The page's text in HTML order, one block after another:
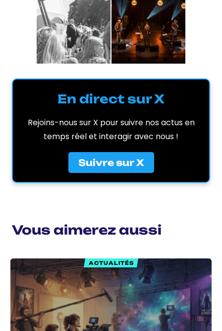
En direct sur X
Rejoins-nous sur X pour suivre nos actus en
temps réel et interagir avec nous !
Suivre sur X
Vous aimerez aussi
ACTUALITÉS